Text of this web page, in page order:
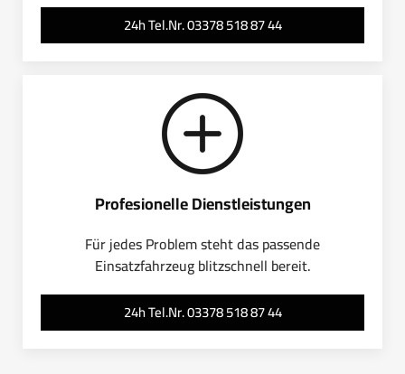
24h Tel.Nr. 03378 518 87 44
Profesionelle Dienstleistungen
Für jedes Problem steht das passende
Einsatzfahrzeug blitzschnell bereit.
24h Tel.Nr. 03378 518 87 44